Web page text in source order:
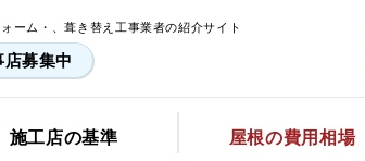
ーム・、葺き替え工事業者の紹介サイト
店募集中
施工店の基準 屋根の費用相場